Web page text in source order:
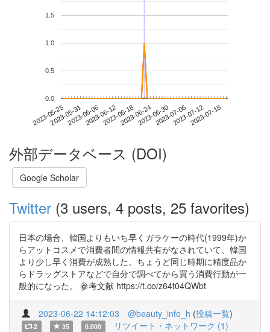
2023-05-252023-05-312023-06-062023-06-122023-06-182023-06-242023-06-302023-07-062023-07-122023-07-18
0.0
0.5
1.0
1.5
外部データベース (DOI)
Google Scholar
Twitter (3 users, 4 posts, 25 favorites)
日本の場合、韓国よりもいち早くガラケーの時代(1999年)か
らアットコスメで消費者間の情報共有がなされていて、韓国
より少し早く消費が成熟した。ちょうど同じ時期に精度品か
らドラッグストアなどで自分で調べてから買う消費行動が一
般的になった。 参考文献 https://t.co/z64t04QWbt
2023-06-22 14:12:03 @beauty_info_h (投稿一覧)
2 35 0.000 リツイート・ネットワーク (1)